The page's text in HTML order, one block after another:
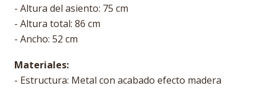
- Altura del asiento: 75 cm
- Altura total: 86 cm
- Ancho: 52 cm
Materiales:
- Estructura: Metal con acabado efecto madera